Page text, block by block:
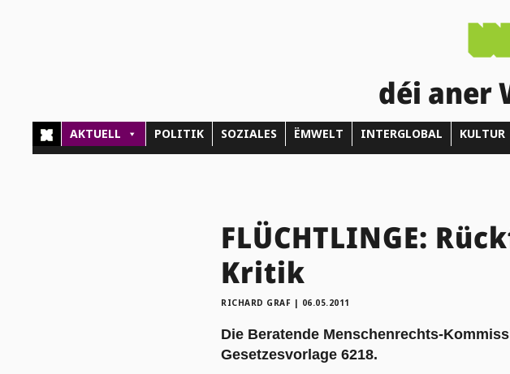
déi aner
AKTUELL POLITIK SOZIALES ËMWELT INTERGLOBAL KULTUR
FLÜCHTLINGE:
Kritik
RICHARD GRAF | 06.05.2011
Die Beratende Menschenrechts-
Gesetzesvorlage 6218.